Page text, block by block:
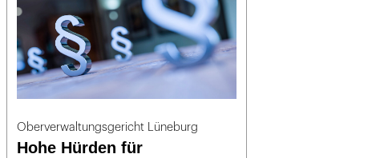
Oberverwaltungsgericht Lüneburg
Hohe Hürden für